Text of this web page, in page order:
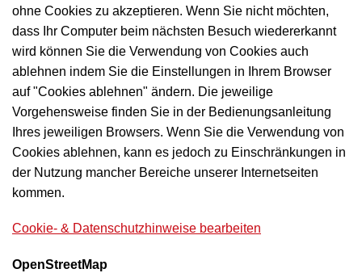
ohne Cookies zu akzeptieren. Wenn Sie nicht möchten,
dass Ihr Computer beim nächsten Besuch wiedererkannt
wird können Sie die Verwendung von Cookies auch
ablehnen indem Sie die Einstellungen in Ihrem Browser
auf "Cookies ablehnen" ändern. Die jeweilige
Vorgehensweise finden Sie in der Bedienungsanleitung
Ihres jeweiligen Browsers. Wenn Sie die Verwendung von
Cookies ablehnen, kann es jedoch zu Einschränkungen in
der Nutzung mancher Bereiche unserer Internetseiten
kommen.
Cookie- & Datenschutzhinweise bearbeiten
OpenStreetMap